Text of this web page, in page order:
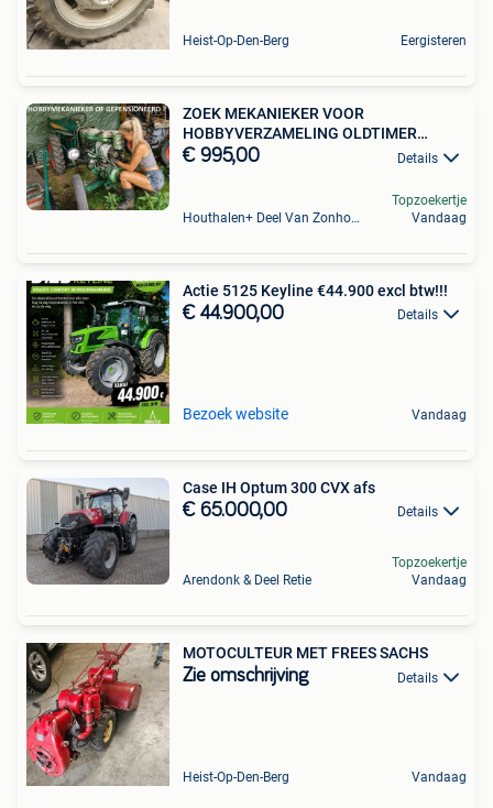
Heist-Op-Den-Berg Eergisteren
ZOEK MEKANIEKER VOOR
HOBBYVERZAMELING OLDTIMER
MINITRACTOREN
€ 995,00 Details
Houthalen+ Deel Van Zonhoven En Zolder
Topzoekertje
Vandaag
Actie 5125 Keyline €44.900 excl btw!!!
€ 44.900,00 Details
Bezoek website Vandaag
Case IH Optum 300 CVX afs
€ 65.000,00 Details
Arendonk & Deel Retie
Topzoekertje
Vandaag
MOTOCULTEUR MET FREES SACHS
Zie omschrijving Details
Heist-Op-Den-Berg Vandaag